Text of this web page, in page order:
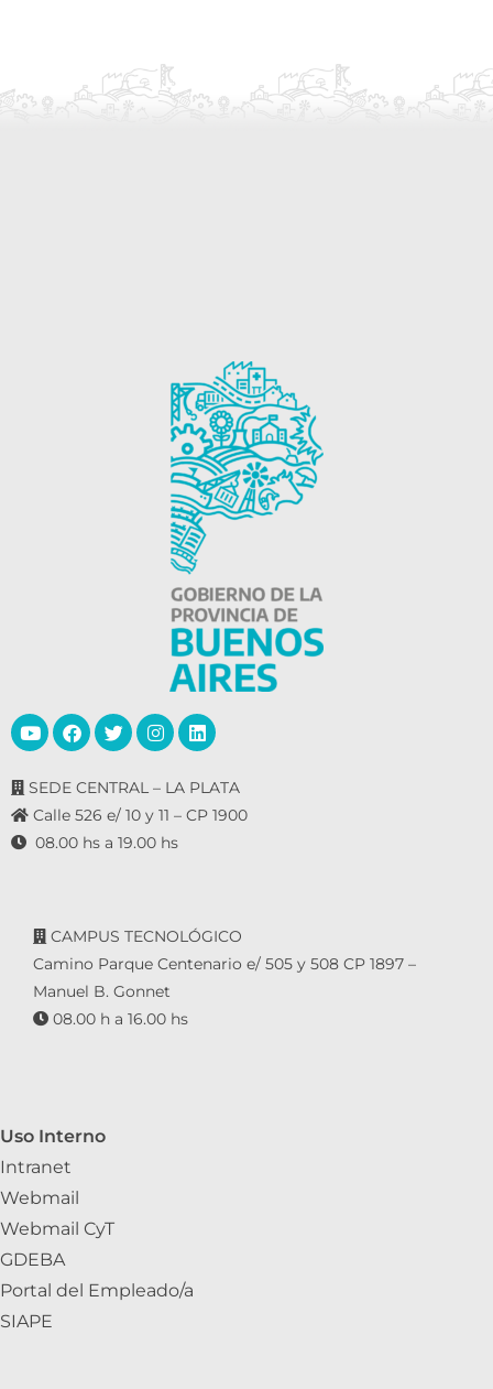
SEDE CENTRAL – LA PLATA
Calle 526 e/ 10 y 11 – CP 1900
08.00 hs a 19.00 hs
CAMPUS TECNOLÓGICO
Camino Parque Centenario e/ 505 y 508 CP 1897 –
Manuel B. Gonnet
08.00 h a 16.00 hs
Uso Interno
Intranet
Webmail
Webmail CyT
GDEBA
Portal del Empleado/a
SIAPE